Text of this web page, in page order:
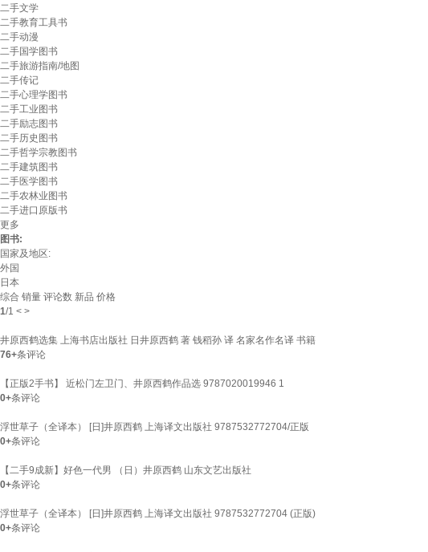
二手文学
二手教育工具书
二手动漫
二手国学图书
二手旅游指南/地图
二手传记
二手心理学图书
二手工业图书
二手励志图书
二手历史图书
二手哲学宗教图书
二手建筑图书
二手医学图书
二手农林业图书
二手进口原版书
更多
图书:
国家及地区:
外国
日本
综合 销量 评论数 新品 价格
1/1 < >
井原西鹤选集 上海书店出版社 日井原西鹤 著 钱稻孙 译 名家名作名译 书籍
76+条评论
【正版2手书】 近松门左卫门、井原西鹤作品选 9787020019946 1
0+条评论
浮世草子（全译本） [日]井原西鹤 上海译文出版社 9787532772704/正版
0+条评论
【二手9成新】好色一代男 （日）井原西鹤 山东文艺出版社
0+条评论
浮世草子（全译本） [日]井原西鹤 上海译文出版社 9787532772704 (正版)
0+条评论